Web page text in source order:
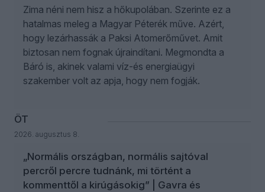
Zima néni nem hisz a hőkupolában. Szerinte ez a
hatalmas meleg a Magyar Péterék műve. Azért,
hogy lezárhassák a Paksi Atomerőművet. Amit
biztosan nem fognak újraindítani. Megmondta a
Báró is, akinek valami víz-és energiaügyi
szakember volt az apja, hogy nem fogják.
ÖT
2026. augusztus 8.
„Normális országban, normális sajtóval
percről percre tudnánk, mi történt a
kommenttől a kirúgásokig” | Gavra és